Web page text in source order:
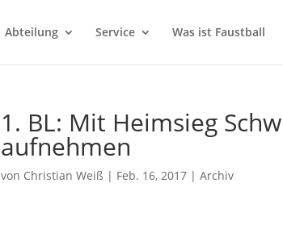
Abteilung Service Was ist Faustball
1. BL: Mit Heimsieg
aufnehmen
von Christian Weiß | Feb. 16, 2017| Archiv